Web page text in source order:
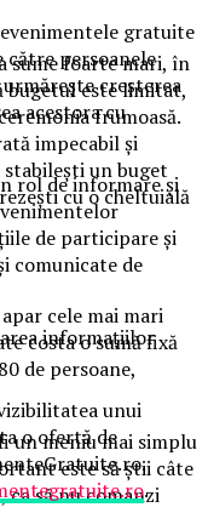
sume foarte mari, în
bugetul este limitat,
frumoasă.
impecabil și
un buget
cu o cheltuială
cele mai mari
costa o sumă fixă
de persoane,
un meniu mai simplu
este să știi câte
să nu comanzi
gratuite
către persoanele
creșterea
acestora cu
rol de informare și
de participare și
comunicate de
informațiilor
unui
o ofertă de
.